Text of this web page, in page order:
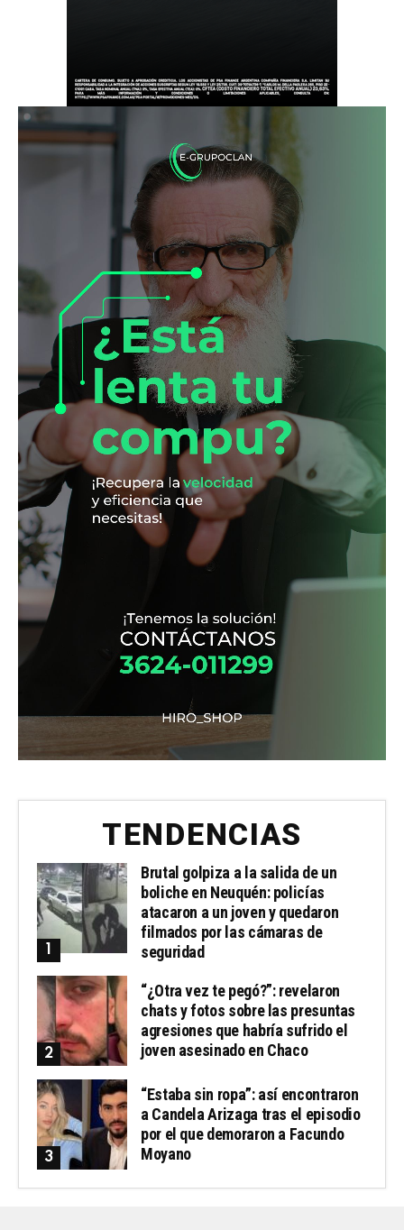
TENDENCIAS
Brutal golpiza a la salida de un
boliche en Neuquén: policías
atacaron a un joven y quedaron
filmados por las cámaras de
seguridad
“¿Otra vez te pegó?”: revelaron
chats y fotos sobre las presuntas
agresiones que habría sufrido el
joven asesinado en Chaco
“Estaba sin ropa”: así encontraron
a Candela Arizaga tras el episodio
por el que demoraron a Facundo
Moyano